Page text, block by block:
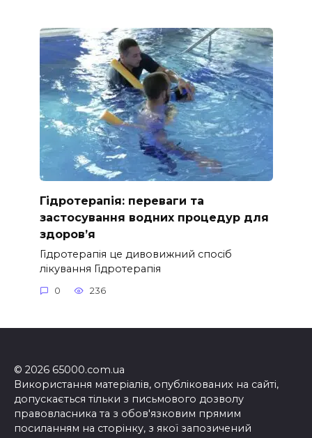
Гідротерапія: переваги та
застосування водних процедур для
здоров’я
Гідротерапія це дивовижний спосіб
лікування Гідротерапія
0 236
© 2026 65000.com.ua
Використання матеріалів, опублікованих на сайті,
допускається тільки з письмового дозволу
правовласника та з обов'язковим прямим
посиланням на сторінку, з якої запозичений